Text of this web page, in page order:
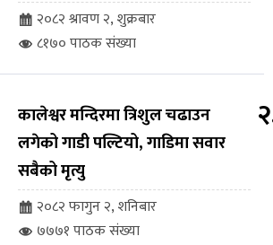
२०८२ श्रावण २, शुक्रबार
८१७० पाठक संख्या
कालेश्वर मन्दिरमा त्रिशुल चढाउन
लगेको गाडी पल्टियो, गाडिमा सवार
सबैको मृत्यु
२०८२ फागुन २, शनिबार
७७७१ पाठक संख्या